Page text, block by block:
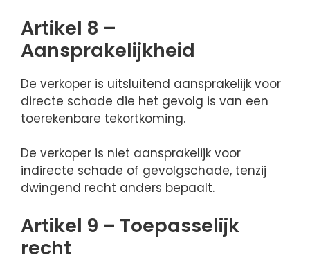
Artikel 8 –
Aansprakelijkheid
De verkoper is uitsluitend aansprakelijk voor
directe schade die het gevolg is van een
toerekenbare tekortkoming.
De verkoper is niet aansprakelijk voor
indirecte schade of gevolgschade, tenzij
dwingend recht anders bepaalt.
Artikel 9 – Toepasselijk
recht